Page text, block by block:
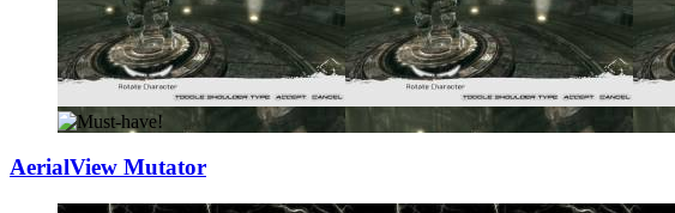
AerialView Mutat­or